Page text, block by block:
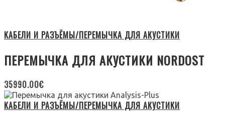
КАБЕЛИ И РАЗЪЁМЫ/ПЕРЕМЫЧКА ДЛЯ АКУСТИКИ
ПЕРЕМЫЧКА ДЛЯ АКУСТИКИ NORDOST
35990.00€
КАБЕЛИ И РАЗЪЁМЫ/ПЕРЕМЫЧКА ДЛЯ АКУСТИКИ